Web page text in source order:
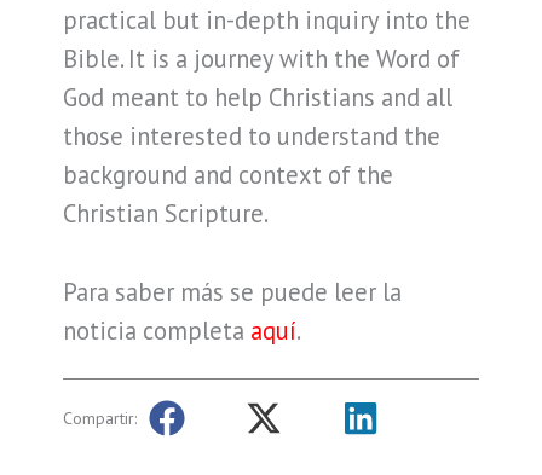
practical but in-depth inquiry into the
Bible. It is a journey with the Word of
God meant to help Christians and all
those interested to understand the
background and context of the
Christian Scripture.
Para saber más se puede leer la
noticia completa aquí.
Compartir: